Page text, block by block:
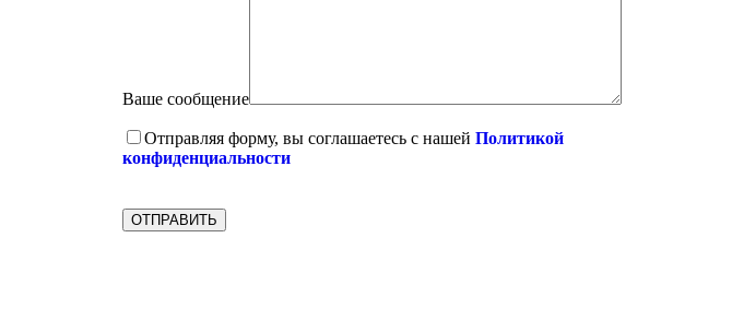
Ваше сообщение
Отправляя форму, вы соглашаетесь с нашей Политикой
конфиденциальности